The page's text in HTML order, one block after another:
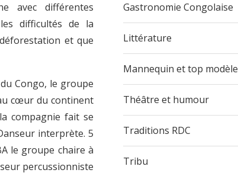
avec différentes
difficultés de la
et que
Congo, le groupe
cœur du continent
compagnie fait se
interprète. 5
le groupe chaire à
percussionniste
Gastronomie Congolaise
Littérature
Mannequin et top modèle
Théâtre et humour
Traditions RDC
Tribu